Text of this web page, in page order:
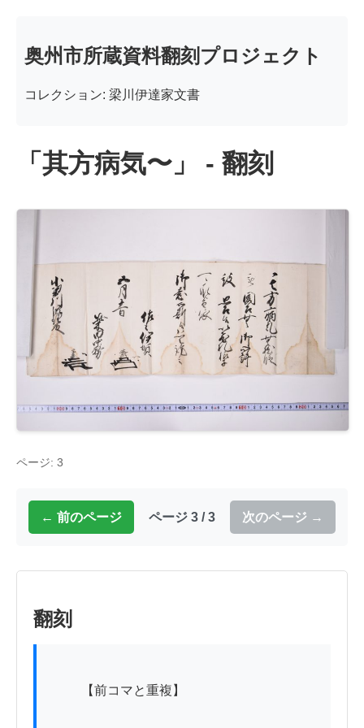
奥州市所蔵資料翻刻プロジェクト
コレクション: 梁川伊達家文書
「其方病気〜」 - 翻刻
ページ: 3
← 前のページ ページ 3 / 3 次のページ →
翻刻